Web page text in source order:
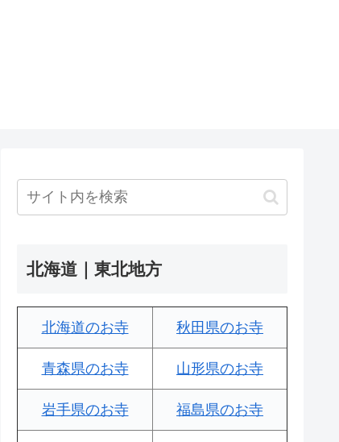
北海道｜東北地方
北海道のお寺 秋田県のお寺
青森県のお寺 山形県のお寺
岩手県のお寺 福島県のお寺